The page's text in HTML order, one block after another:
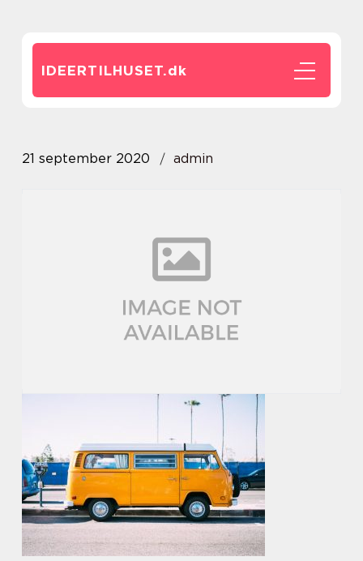
IDEERTILHUSET.dk
21 september 2020 admin